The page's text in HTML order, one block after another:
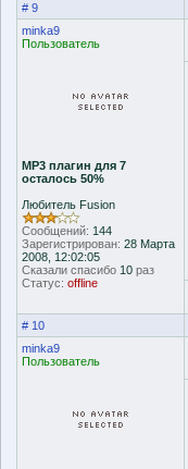
# 9
minka9
Пользователь
MP3 плагин для 7
осталось 50%
Любитель Fusion
Сообщений: 144
Зарегистрирован: 28 Марта
2008, 12:02:05
Сказали спасибо 10 раз
Статус: offline
# 10
minka9
Пользователь